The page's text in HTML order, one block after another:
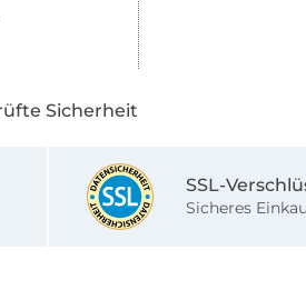
Sicherheit
SSL-
Sicheres